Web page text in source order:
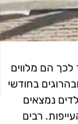
לכך הם מלווים
בחודשי
נמצאים
רבים